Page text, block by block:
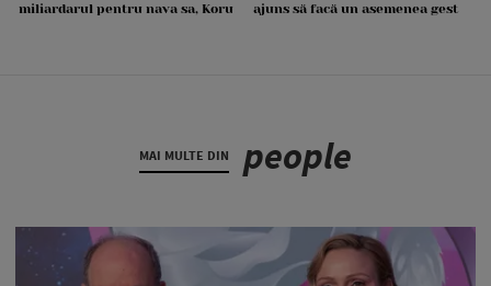
miliardarul pentru nava sa, Koru
ajuns să facă un asemenea gest
MAI MULTE DIN people